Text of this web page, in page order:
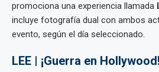
promociona una experiencia llamada
incluye fotografía dual con ambos
evento, según el día seleccionado.
LEE | ¡Guerra en